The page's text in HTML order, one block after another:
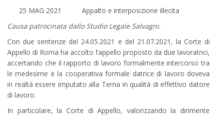
25 MAG 2021
Appalto e interposizione illecita
Causa patrocinata dallo Studio Legale Salvagni.
Con due sentenze del 24.05.2021 e del 21.07.2021, la Corte di
Appello di Roma ha accolto l’appello proposto da due lavoratrici,
accertando che il rapporto di lavoro formalmente intercorso tra
le medesime e la cooperativa formale datrice di lavoro doveva
in realtà essere imputato alla Terna in qualità di effettivo datore
di lavoro.
In particolare, la Corte di Appello, valorizzando la dirimente